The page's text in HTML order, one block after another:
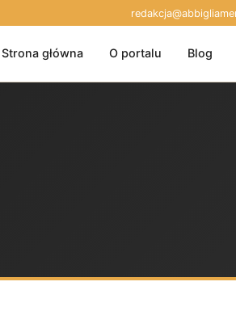
Strona główna O portalu Blog